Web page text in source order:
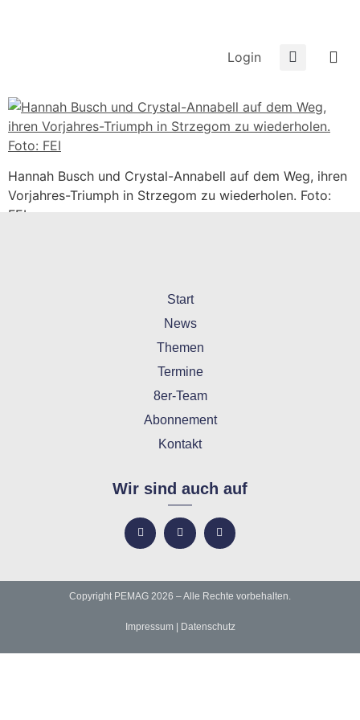
Login
Hannah Busch und Crystal-Annabell auf dem Weg, ihren
Vorjahres-Triumph in Strzegom zu wiederholen. Foto:
FEI
Start
News
Themen
Termine
8er-Team
Abonnement
Kontakt
Wir sind auch auf
Copyright PEMAG 2026 – Alle Rechte vorbehalten.
Impressum| Datenschutz